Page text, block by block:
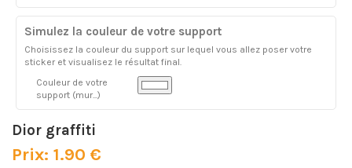
Simulez la couleur de votre support
Choisissez la couleur du support sur lequel vous allez poser votre
sticker et visualisez le résultat final.
Couleur de votre
support (mur...)
Dior graffiti
Prix: 1.90 €